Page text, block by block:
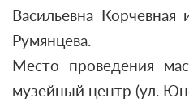
Васильевна
Румянцева.
Место проведения
музейный центр (ул.